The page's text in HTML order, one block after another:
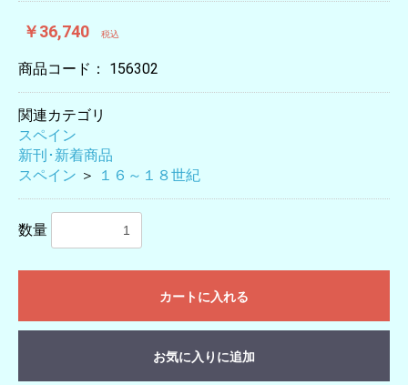
￥36,740 税込
商品コード： 156302
関連カテゴリ
スペイン
新刊･新着商品
スペイン ＞ １６～１８世紀
数量
カートに入れる
お気に入りに追加